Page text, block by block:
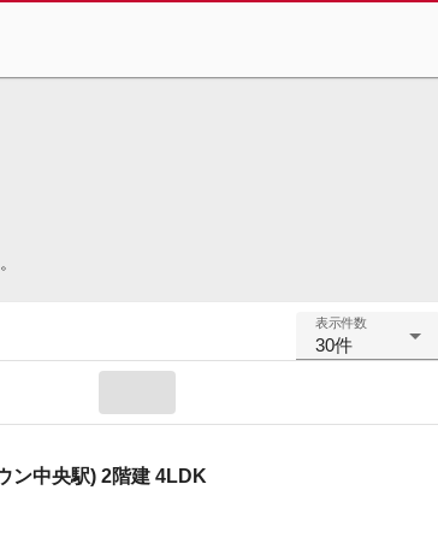
表示件数
30件
ン中央駅) 2階建 4LDK